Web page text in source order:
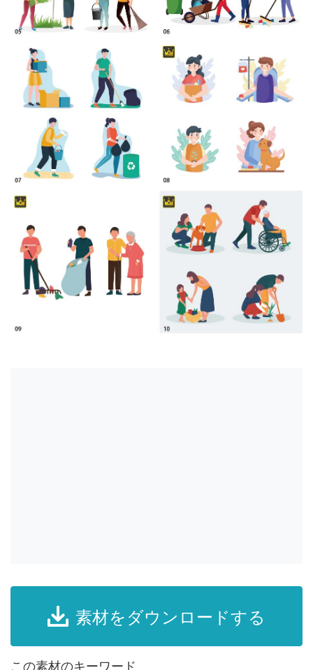
素材をダウンロードする
この素材のキーワード